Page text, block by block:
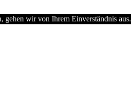
gehen wir von Ihrem Einverständnis aus.